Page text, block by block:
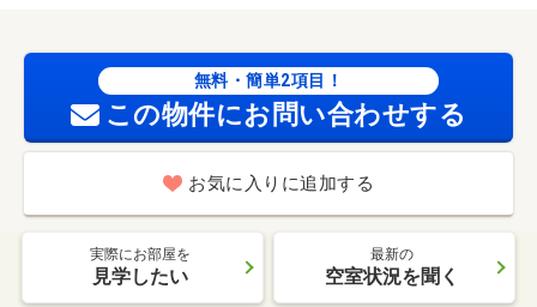
無料・簡単2項目！
この物件にお問い合わせする
お気に入りに追加する
実際にお部屋を
見学したい
最新の
空室状況を聞く